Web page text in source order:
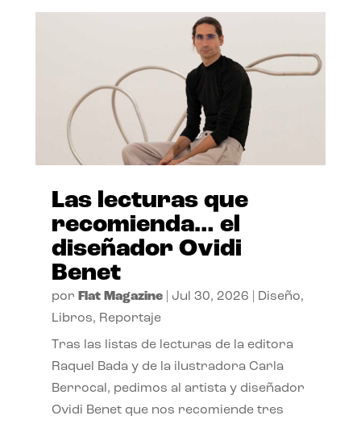
Las lecturas que
recomienda… el
diseñador Ovidi
Benet
por Flat Magazine| Jul 30, 2026 Diseño,
Libros, Reportaje
Tras las listas de lecturas de la editora
Raquel Bada y de la ilustradora Carla
Berrocal, pedimos al artista y diseñador
Ovidi Benet que nos recomiende tres